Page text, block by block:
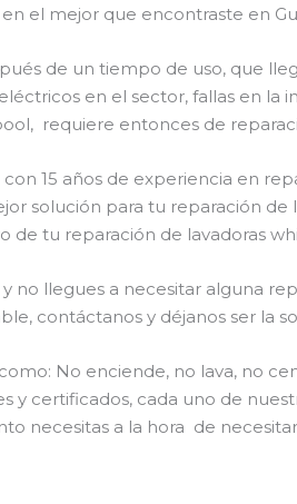
el mejor que encontraste en
de un tiempo de uso, que
en el sector, fallas en
requiere entonces de
15 años de experiencia en
solución para tu reparación
de tu reparación de lavadoras
llegues a necesitar alguna
contáctanos y déjanos ser la
No enciende, no lava, no
y certificados, cada uno de
necesitas a la hora de